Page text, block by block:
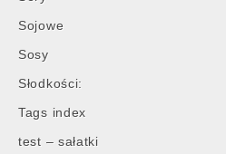
Sojowe
Sosy
Słodkości:
Tags index
test – sałatki